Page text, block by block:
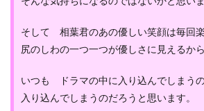
そして 相葉君のあの優しい笑顔は毎回
尻のしわの一つ一つが優しさに見えるか
いつも ドラマの中に入り込んでしまう
入り込んでしまうのだろうと思います。